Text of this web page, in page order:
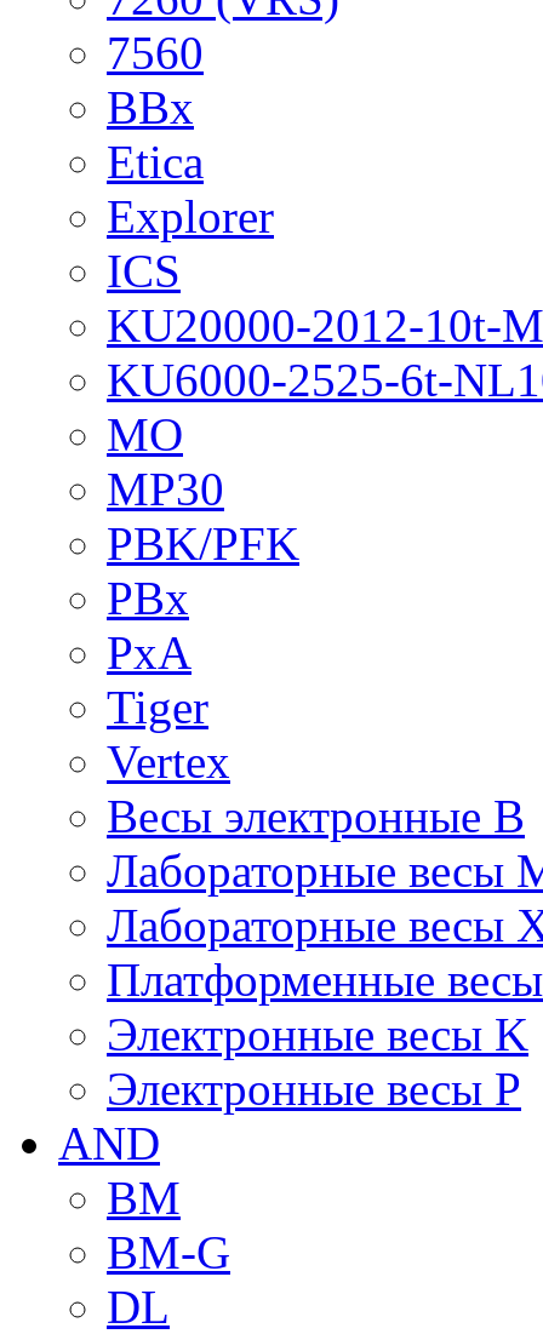
7560
BBx
Etica
Explorer
ICS
KU20000-2012-10t-
KU6000-2525-6t-
MO
MP30
PBK/PFK
PBx
PxA
Tiger
Vertex
Весы электронные B
Лабораторные весы
Лабораторные весы
Платформенные
Электронные весы K
Электронные весы P
AND
BM
BM-G
DL